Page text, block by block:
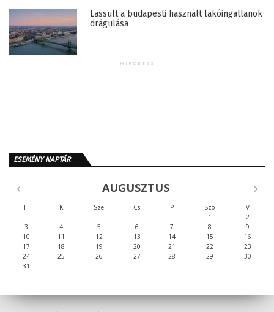
Lassult a budapesti használt lakóingatlanok
drágulása
HIRDETÉS
ESEMÉNY NAPTÁR
AUGUSZTUS
H K Sze Cs P Szo
V
1
2
3
4 5 6 7 8
9
10
11 12 13 14 15
16
17
18 19 20 21 22
23
24
25 26 27 28 29
30
31